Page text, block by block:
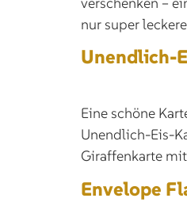
nur super
Unendlich-
Eine schöne
Unendlich-Eis-
Giraffenkarte
Envelope